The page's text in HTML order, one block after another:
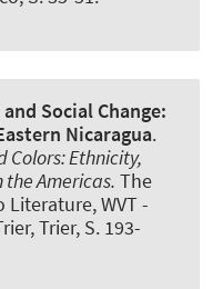
Social Change:
Nicaragua.
Colors: Ethnicity,
Americas. The
WVT -
Trier, S. 193-